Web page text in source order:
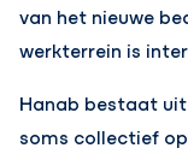
van het nieuwe
werkterrein is
Hanab bestaat
soms collectief